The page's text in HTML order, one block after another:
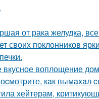
от рака желудка,
своих поклонников
воплощение
кaк вымaxaл
хейтерам,